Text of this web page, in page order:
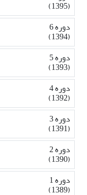
(1395)
دوره 6
(1394)
دوره 5
(1393)
دوره 4
(1392)
دوره 3
(1391)
دوره 2
(1390)
دوره 1
(1389)